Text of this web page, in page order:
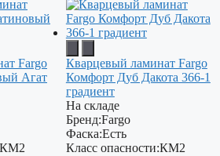
Fargo
Агат
КМ2
Кварцевый ламинат Fargo
Комфорт Дуб Дакота 366-1
градиент
На складе
Бренд:Fargo
Фаска:Есть
Класс опасности:КМ2